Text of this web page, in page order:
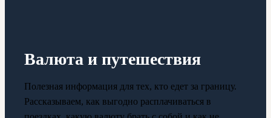
Валюта и путешествия
Полезная информация для тех, кто едет за границу.
Рассказываем, как выгодно расплачиваться в